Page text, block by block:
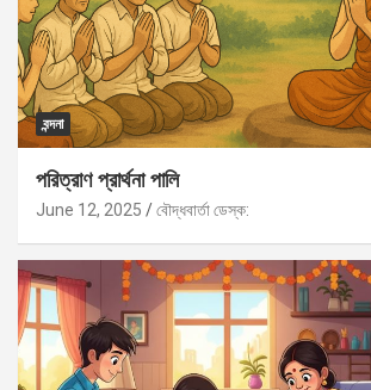
বন্দনা
পরিত্রাণ প্রার্থনা পালি
June 12, 2025 বৌদ্ধবার্তা ডেস্ক: